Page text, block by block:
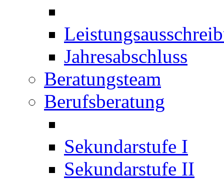
Jahresabschluss
Beratungsteam
Berufsberatung
Sekundarstufe I
Sekundarstufe II